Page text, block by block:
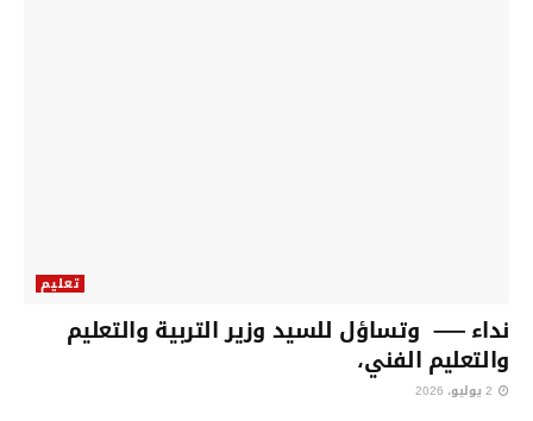
تعليم
نداء —– وتساؤل للسيد وزير التربية والتعليم
والتعليم الفني،